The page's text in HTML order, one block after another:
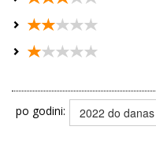
po godini: 2022 do danas